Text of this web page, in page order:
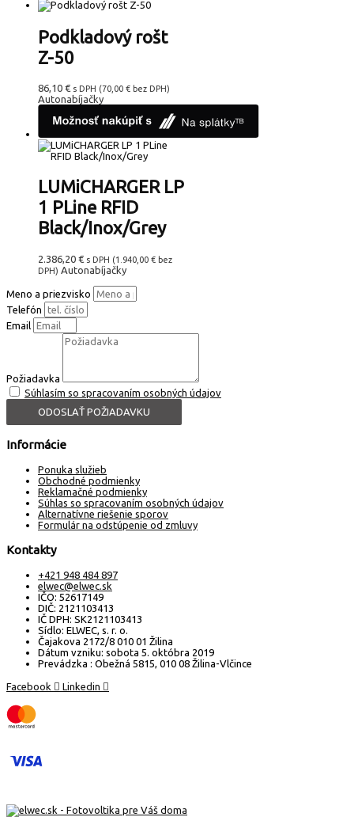
Podkladový rošt
Z-50
86,10 € s DPH (70,00 € bez DPH)
Autonabíjačky
LUMiCHARGER LP
1 PLine RFID
Black/Inox/Grey
2.386,20 € s DPH (1.940,00 € bez
DPH) Autonabíjačky
Meno a priezvisko
Telefón
Email
Požiadavka
Súhlasím so spracovaním osobných údajov
ODOSLAŤ POŽIADAVKU
Informácie
Ponuka služieb
Obchodné podmienky
Reklamačné podmienky
Súhlas so spracovaním osobných údajov
Alternatívne riešenie sporov
Formulár na odstúpenie od zmluvy
Kontakty
+421 948 484 897
elwec@elwec.sk
IČO: 52617149
DIČ: 2121103413
IČ DPH: SK2121103413
Sídlo: ELWEC, s. r. o.
Čajakova 2172/8 010 01 Žilina
Dátum vzniku: sobota 5. októbra 2019
Prevádzka : Obežná 5815, 010 08 Žilina-Vlčince
Facebook Linkedin